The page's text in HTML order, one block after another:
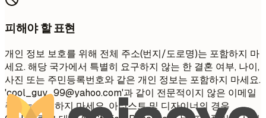
피해야 할 표현
개인 정보 보호를 위해 전체 주소(번지/도로명)는 포함하지 마
세요. 해당 국가에서 특별히 요구하지 않는 한 결혼 여부, 나이,
사진 또는 주민등록번호와 같은 개인 정보는 포함하지 마세요.
'cool_guy_99@yahoo.com'과 같이 전문적이지 않은 이메일
주소는 사용하지 마세요. 아티스트 및 디자이너의 경우